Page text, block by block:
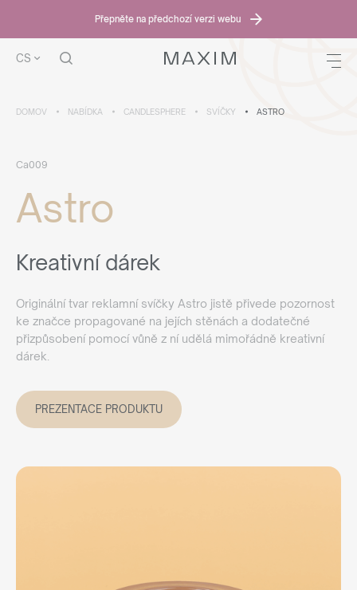
Přepněte na předchozí verzi webu
CS
DOMOV NABÍDKA CANDLESPHERE SVÍČKY ASTRO
Ca009
Astro
Kreativní dárek
Originální tvar reklamní svíčky Astro jistě přivede pozornost
ke značce propagované na jejích stěnách a dodatečné
přizpůsobení pomocí vůně z ní udělá mimořádně kreativní
dárek.
PREZENTACE PRODUKTU